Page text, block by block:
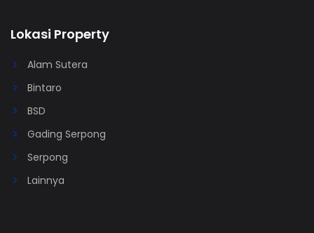
Lokasi Property
Alam Sutera
Bintaro
BSD
Gading Serpong
Serpong
Lainnya